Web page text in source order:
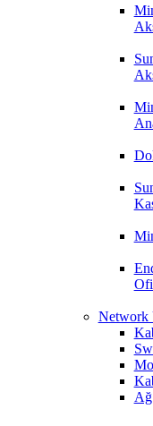
Network